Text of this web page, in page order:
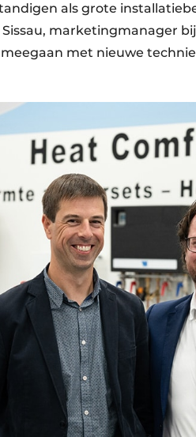
als grote
Sissau, marketingmanager
met nieuwe